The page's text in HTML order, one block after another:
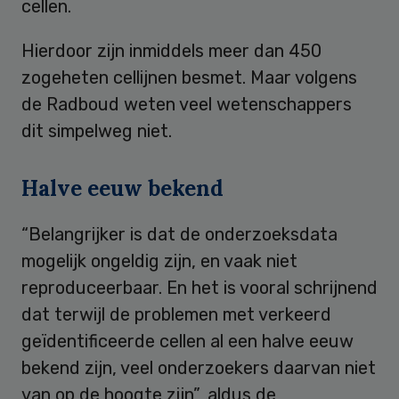
cellen.
Hierdoor zijn inmiddels meer dan 450
zogeheten cellijnen besmet. Maar volgens
de Radboud weten veel wetenschappers
dit simpelweg niet.
Halve eeuw bekend
“Belangrijker is dat de onderzoeksdata
mogelijk ongeldig zijn, en vaak niet
reproduceerbaar. En het is vooral schrijnend
dat terwijl de problemen met verkeerd
geïdentificeerde cellen al een halve eeuw
bekend zijn, veel onderzoekers daarvan niet
van op de hoogte zijn”, aldus de